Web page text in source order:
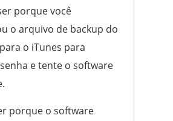
porque você
o arquivo de backup do
o iTunes para
e tente o software
porque o software